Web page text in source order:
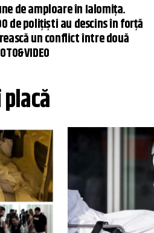
de amploare în Ialomița.
de polițiști au descins în forță
un conflict între două